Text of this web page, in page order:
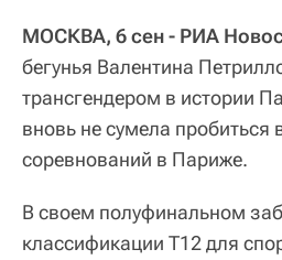
МОСКВА, 6 сен - РИА
бегунья Валентина
трансгендером в истории
вновь не сумела пробиться
соревнований в Париже.
В своем полуфинальном
классификации T12 для